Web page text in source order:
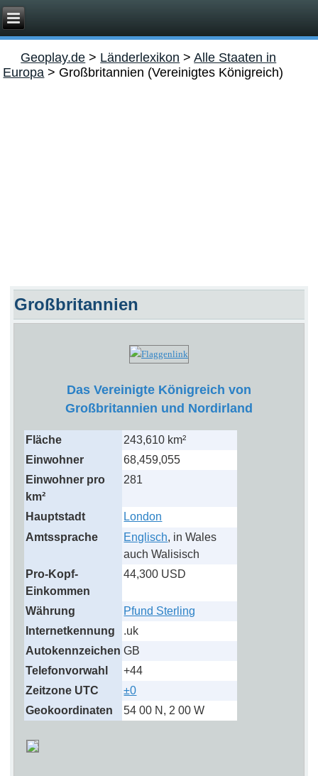
Geoplay.de > Länderlexikon >Alle Staaten in
Europa > Großbritannien (Vereinigtes Königreich)
Großbritannien
Das Vereinigte Königreich von
Großbritannien und Nordirland
Fläche
243,610 km²
Einwohner
68,459,055
Einwohner pro
km²
281
Hauptstadt
London
Amtssprache
Englisch, in Wales
auch Walisisch
Pro-Kopf-
Einkommen
44,300 USD
Währung
Pfund Sterling
Internetkennung
.uk
Autokennzeichen GB
Telefonvorwahl
+44
Zeitzone UTC
±0
Geokoordinaten
54 00 N, 2 00 W